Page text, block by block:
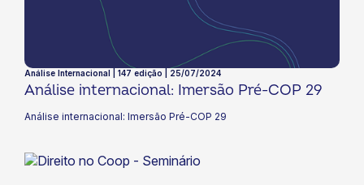
Análise Internacional | 147 edição | 25/07/2024
Análise internacional: Imersão Pré-COP 29
Análise internacional: Imersão Pré-COP 29